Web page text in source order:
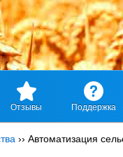
Отзывы Поддержка
›› Автоматизация